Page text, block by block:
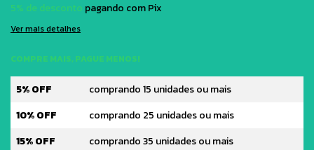
5% de desconto pagando com Pix
Ver mais detalhes
COMPRE MAIS, PAGUE MENOS!
5% OFF
comprando 15 unidades ou mais
10% OFF
comprando 25 unidades ou mais
15% OFF
comprando 35 unidades ou mais